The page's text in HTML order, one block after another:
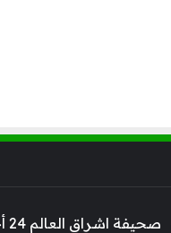
صحيفة اشراق العالم 24 أخبار العالم لحظة بلحظة